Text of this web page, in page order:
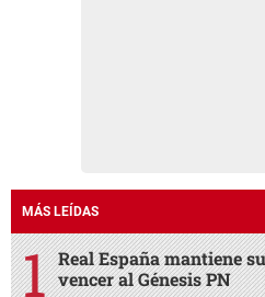
MÁS LEÍDAS
Real España mantiene
vencer al Génesis PN